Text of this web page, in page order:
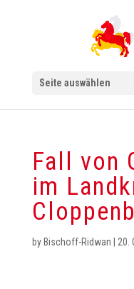
Seite auswählen
Fall von
im
by Bischoff-Ridwan 20.